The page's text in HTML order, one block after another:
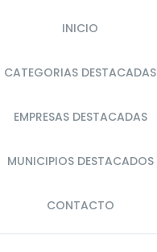
INICIO
CATEGORIAS DESTACADAS
EMPRESAS DESTACADAS
MUNICIPIOS DESTACADOS
CONTACTO